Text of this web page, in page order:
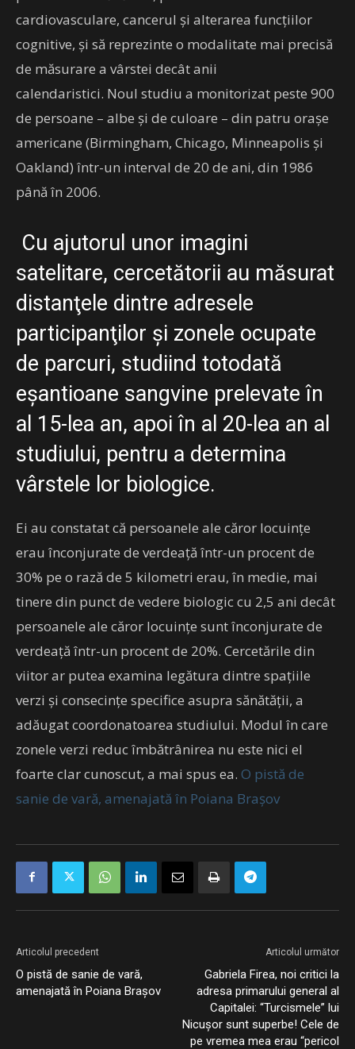
cardiovasculare, cancerul şi alterarea funcţiilor
cognitive, şi să reprezinte o modalitate mai precisă
de măsurare a vârstei decât anii
calendaristici. Noul studiu a monitorizat peste 900
de persoane – albe şi de culoare – din patru oraşe
americane (Birmingham, Chicago, Minneapolis şi
Oakland) într-un interval de 20 de ani, din 1986
până în 2006.
Cu ajutorul unor imagini
satelitare, cercetătorii au măsurat
distanţele dintre adresele
participanţilor şi zonele ocupate
de parcuri, studiind totodată
eşantioane sangvine prelevate în
al 15-lea an, apoi în al 20-lea an al
studiului, pentru a determina
vârstele lor biologice.
Ei au constatat că persoanele ale căror locuinţe
erau înconjurate de verdeaţă într-un procent de
30% pe o rază de 5 kilometri erau, în medie, mai
tinere din punct de vedere biologic cu 2,5 ani decât
persoanele ale căror locuinţe sunt înconjurate de
verdeaţă într-un procent de 20%. Cercetările din
viitor ar putea examina legătura dintre spaţiile
verzi şi consecinţe specifice asupra sănătăţii, a
adăugat coordonatoarea studiului. Modul în care
zonele verzi reduc îmbătrânirea nu este nici el
foarte clar cunoscut, a mai spus ea. O pistă de
sanie de vară, amenajată în Poiana Brașov
Articolul precedent
O pistă de sanie de vară,
amenajată în Poiana Brașov
Articolul următor
Gabriela Firea, noi critici la
adresa primarului general al
Capitalei: “Turcismele” lui
Nicușor sunt superbe! Cele de
pe vremea mea erau “pericol